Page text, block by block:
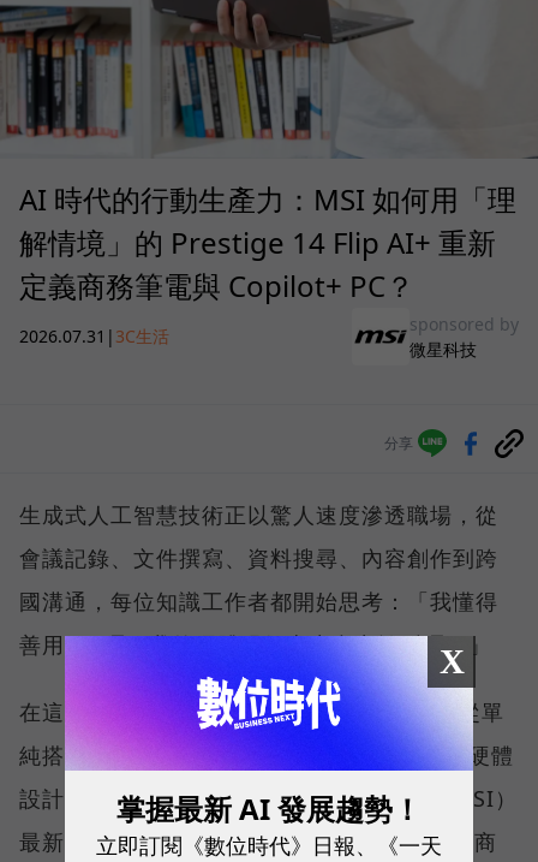
AI 時代的行動生產力：MSI 如何用「理
解情境」的 Prestige 14 Flip AI+ 重新
定義商務筆電與 Copilot+ PC？
2026.07.31 | 3C生活
sponsored by
微星科技
分享
生成式人工智慧技術正以驚人速度滲透職場，從
會議記錄、文件撰寫、資料搜尋、內容創作到跨
國溝通，每位知識工作者都開始思考：「我懂得
善用 AI 嗎？我的硬體跟得上生產力轉型嗎？」
在這樣的氛圍下，市場對 AI PC 的期待，已從單
純搭載最新處理器，擴展到如何將 AI 算力、硬體
設計與真實使用情境無縫整合。微星科技（MSI）
最新推出的 Prestige 14 Flip AI+，正是專為商
X
掌握最新 AI 發展趨勢！
立即訂閱《數位時代》日報、《一天